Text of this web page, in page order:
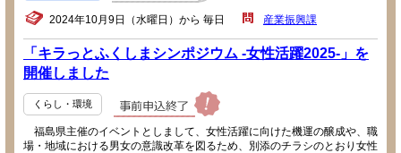
2024年10月9日（水曜日）から 毎日 産業振興課
「キラっとふくしまシンポジウム -女性活躍2025-」を
開催しました
くらし・環境
福島県主催のイベントとしまして、女性活躍に向けた機運の醸成や、職
場・地域における男女の意識改革を図るため、別添のチラシのとおり女性